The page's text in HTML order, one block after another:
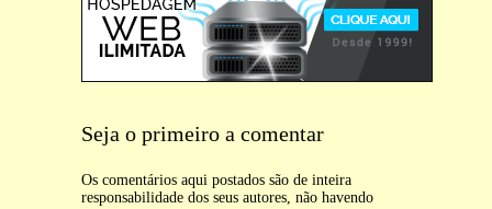
Seja o primeiro a comentar
Os comentários aqui postados são de inteira
responsabilidade dos seus autores, não havendo